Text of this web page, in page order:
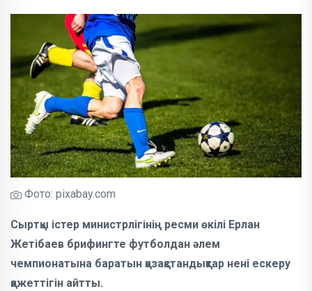
Фото: pixabay.com
Сыртқы істер министрлігінің ресми өкілі Ерлан
Жетібаев брифингте футболдан әлем
чемпионатына баратын қазақстандықтар нені ескеру
қажеттігін айтты.